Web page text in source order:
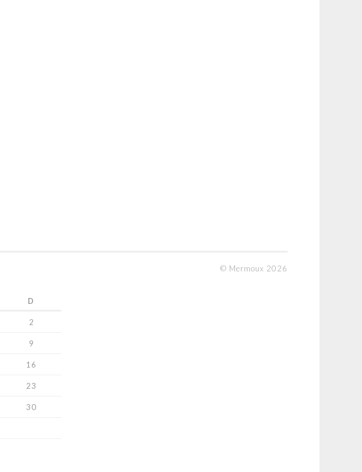
D
2
9
16
23
30
© Mermoux 2026